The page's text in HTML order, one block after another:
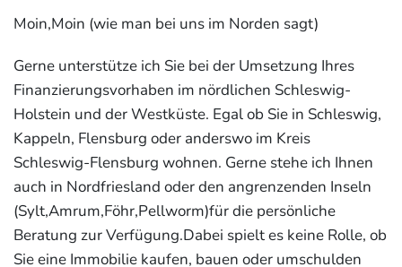
Moin,Moin (wie man bei uns im Norden sagt)
Gerne unterstütze ich Sie bei der Umsetzung Ihres
Finanzierungsvorhaben im nördlichen Schleswig-
Holstein und der Westküste. Egal ob Sie in Schleswig,
Kappeln, Flensburg oder anderswo im Kreis
Schleswig-Flensburg wohnen. Gerne stehe ich Ihnen
auch in Nordfriesland oder den angrenzenden Inseln
(Sylt,Amrum,Föhr,Pellworm)für die persönliche
Beratung zur Verfügung.Dabei spielt es keine Rolle, ob
Sie eine Immobilie kaufen, bauen oder umschulden